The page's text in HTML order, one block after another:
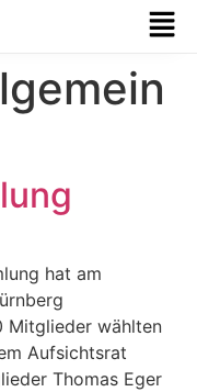
hat am
Mitglieder wählten
Aufsichtsrat
Thomas Eger